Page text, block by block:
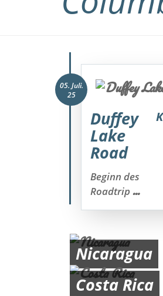
05. Juli.
25
Duffey
Lake
Road
Beginn des
Roadtrip...
Nicaragua
Costa Rica